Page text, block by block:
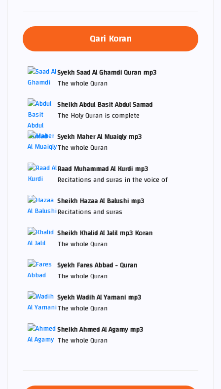
Qari Koran
Syekh Saad Al Ghamdi Quran mp3
The whole Quran
Sheikh Abdul Basit Abdul Samad
The Holy Quran is complete
Syekh Maher Al Muaiqly mp3
The whole Quran
Raad Muhammad Al Kurdi mp3
Recitations and suras in the voice of
Sheikh Hazaa Al Balushi mp3
Recitations and suras
Sheikh Khalid Al Jalil mp3 Koran
The whole Quran
Syekh Fares Abbad - Quran
The whole Quran
Syekh Wadih Al Yamani mp3
The whole Quran
Sheikh Ahmed Al Agamy mp3
The whole Quran